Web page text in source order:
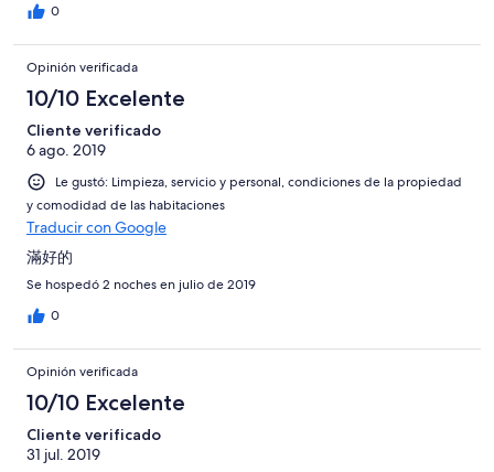
0
Opinión verificada
10/10 Excelente
Cliente verificado
6 ago. 2019
Le gustó: Limpieza, servicio y personal, condiciones de la propiedad
y comodidad de las habitaciones
Traducir con Google
滿好的
Se hospedó 2 noches en julio de 2019
0
Opinión verificada
10/10 Excelente
Cliente verificado
31 jul. 2019